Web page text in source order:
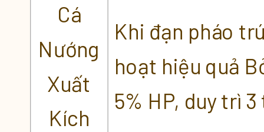
Cá
Nướng
Xuất
Kích
Khi đạn pháo
hoạt hiệu quả
5% HP, duy trì